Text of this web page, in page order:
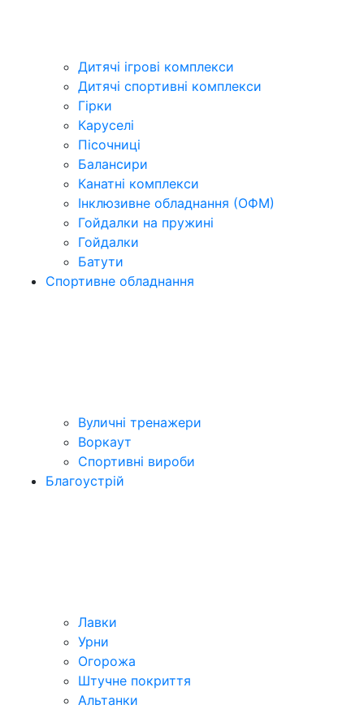
Дитячі ігрові комплекси
Дитячі спортивні комплекси
Гірки
Каруселі
Пісочниці
Балансири
Канатні комплекси
Інклюзивне обладнання (ОФМ)
Гойдалки на пружині
Гойдалки
Батути
Спортивне обладнання
Вуличні тренажери
Воркаут
Спортивні вироби
Благоустрій
Лавки
Урни
Огорожа
Штучне покриття
Альтанки